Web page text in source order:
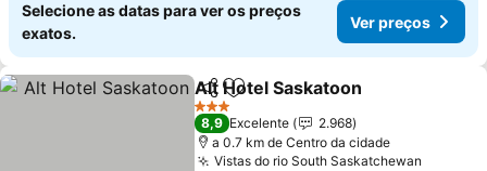
Selecione as datas para ver os preços
exatos.
Ver preços
PartilharAdicionar aos favoritos
Alt Hotel Saskatoon
3 Estrelas
8,9 Excelente
2.968
a 0.7 km de Centro da cidade
Vistas do rio South Saskatchewan